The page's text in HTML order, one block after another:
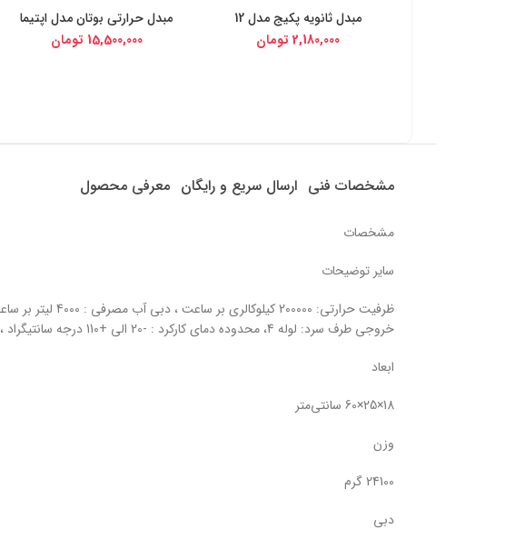
خرید از دیجی کالا
مبدل ثانویه پکیج مدل 12
2,180,000 تومان
خرید از دیجی کالا
مبدل حرارتی بوتان مدل اپتیما
15,500,000 تومان
مشخصات فنی ارسال سریع و رایگان معرفی محصول
مشخصات
سایر توضیحات
خروجی طرف سرد: لوله 4، محدوده دمای کارکرد : -20 الی +110 درجه سانتیگراد ، ساخت ایران
ابعاد
18×25×60 سانتی‌متر
وزن
24100 گرم
دبی